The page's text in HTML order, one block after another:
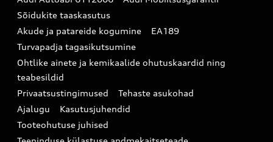
Garantiitingimused
Audi uudised
myAudi
Uudiskiri
Sõidukite taaskasutus
Akude ja patareide kogumine
EA189
Turvapadja tagasikutsumine
Ohtlike ainete ja kemikaalide ohutuskaardid ning
teabesildid
Privaatsustingimused
Tehaste asukohad
Ajalugu
Kasutusjuhendid
Tooteohutuse juhised